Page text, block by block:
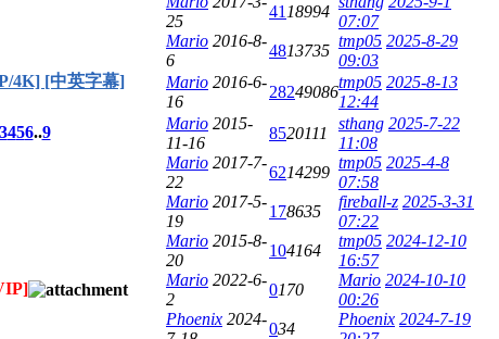
25
41 18994
07:07
Mario 2016-8-
6
4813735
tmp05 2025-8-29
09:03
4K] [中英字幕]
Mario 2016-6-
16
28249086
tmp05 2025-8-13
12:44
456..9 Mario 2015-
11-16
8520111
sthang 2025-7-22
11:08
Mario 2017-7-
22
6214299
tmp05 2025-4-8
07:58
Mario 2017-5-
19
178635
fireball-z 2025-3-31
07:22
Mario 2015-8-
20
104164
tmp05 2024-12-10
16:57
Mario 2022-6-
2
0170
Mario 2024-10-10
00:26
Phoenix 2024-
034
Phoenix 2024-7-19